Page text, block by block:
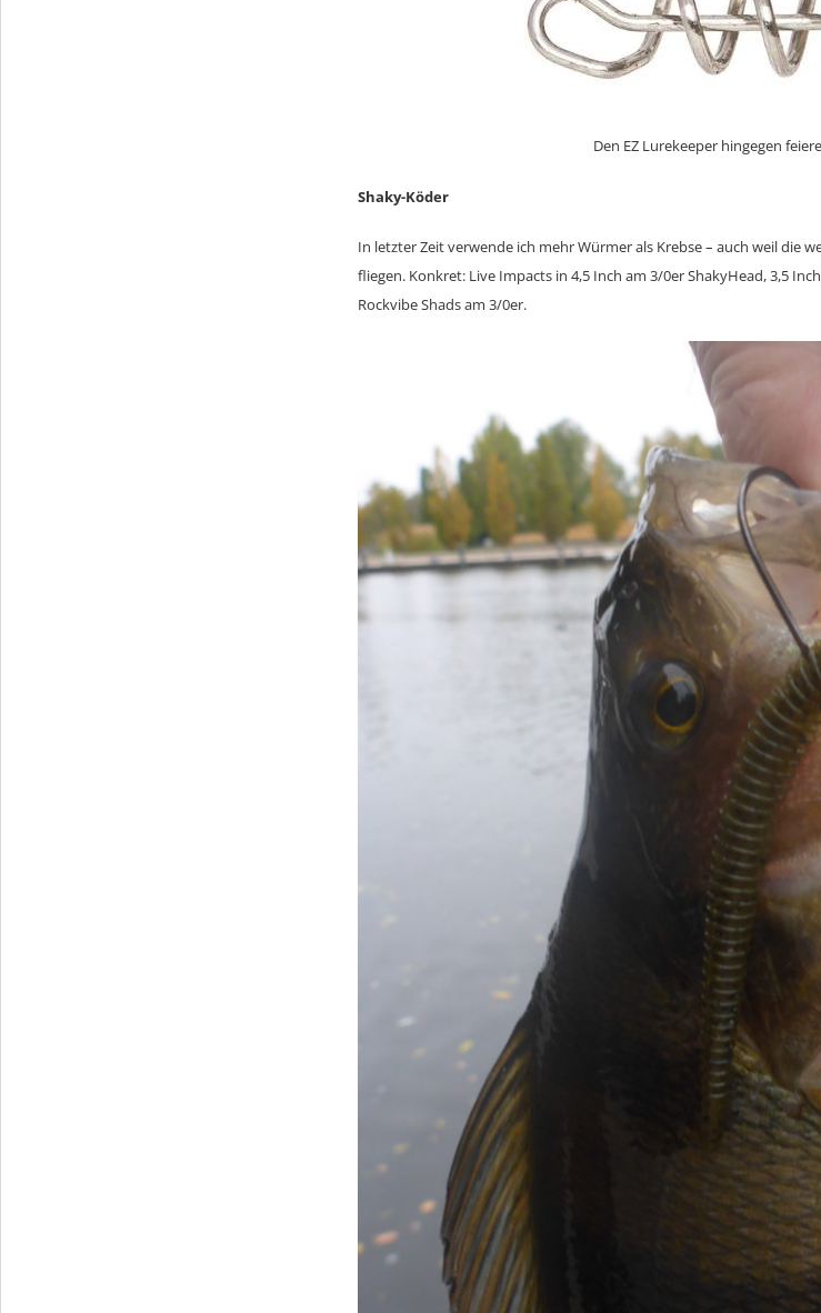
Den EZ Lurekeeper hingegen
Shaky-Köder
In letzter Zeit verwende ich mehr Würmer als Krebse – auch weil die
fliegen. Konkret: Live Impacts in 4,5 Inch am 3/0er ShakyHead, 3,5
Rockvibe Shads am 3/0er.